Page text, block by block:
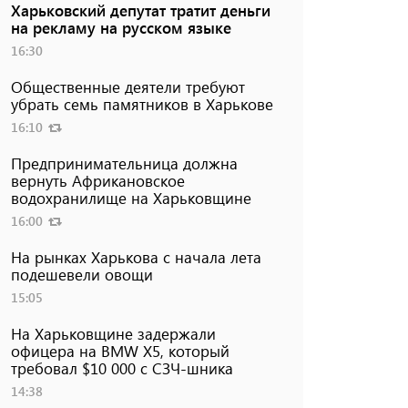
Харьковский депутат тратит деньги
на рекламу на русском языке
16:30
Общественные деятели требуют
убрать семь памятников в Харькове
16:10
Предпринимательница должна
вернуть Африкановское
водохранилище на Харьковщине
16:00
На рынках Харькова с начала лета
подешевели овощи
15:05
На Харьковщине задержали
офицера на BMW Х5, который
требовал $10 000 с СЗЧ-шника
14:38